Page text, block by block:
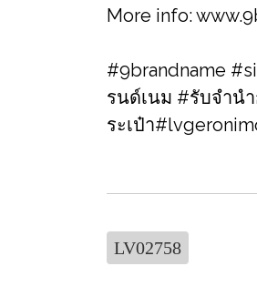
More info:
#9brandname
รนด์เนม​ #รับจำน
ระเป๋า
LV02758